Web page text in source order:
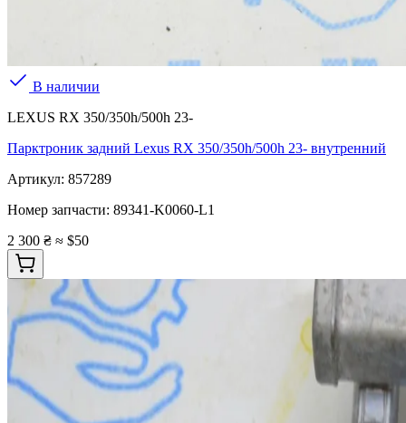
В наличии
LEXUS RX 350/350h/500h 23-
Парктроник задний Lexus RX 350/350h/500h 23- внутренний
Артикул: 857289
Номер запчасти: 89341-K0060-L1
2 300 ₴ ≈ $50